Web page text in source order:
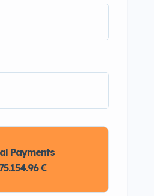
Payments
€